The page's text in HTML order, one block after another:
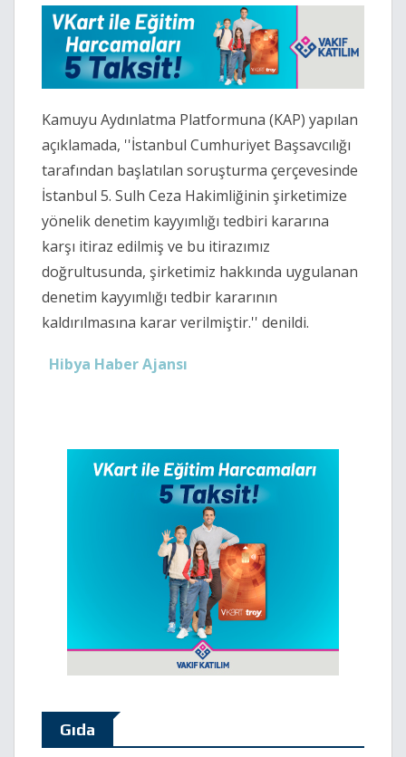
Kamuyu Aydınlatma Platformuna (KAP) yapılan
açıklamada, ''İstanbul Cumhuriyet Başsavcılığı
tarafından başlatılan soruşturma çerçevesinde
İstanbul 5. Sulh Ceza Hakimliğinin şirketimize
yönelik denetim kayyımlığı tedbiri kararına
karşı itiraz edilmiş ve bu itirazımız
doğrultusunda, şirketimiz hakkında uygulanan
denetim kayyımlığı tedbir kararının
kaldırılmasına karar verilmiştir.'' denildi.
Hibya Haber Ajansı
Gıda